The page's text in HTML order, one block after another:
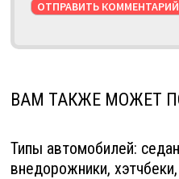
ВАМ ТАКЖЕ МОЖЕТ
Типы автомобилей:
внедорожники,